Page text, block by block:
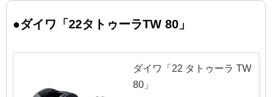
●ダイワ「22タトゥーラTW 80」
ダイワ「22 タトゥーラ TW
80」